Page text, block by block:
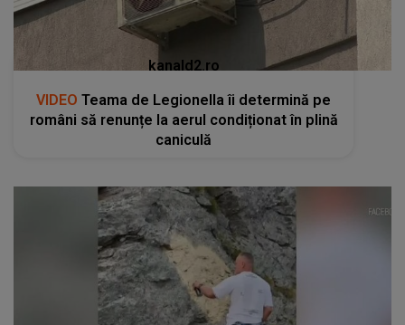
kanald2.ro
VIDEO Teama de Legionella îi determină pe
români să renunțe la aerul condiționat în plină
caniculă